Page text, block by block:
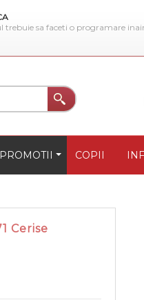
sa faceti o programare
PROMOTII COPII
Cerise